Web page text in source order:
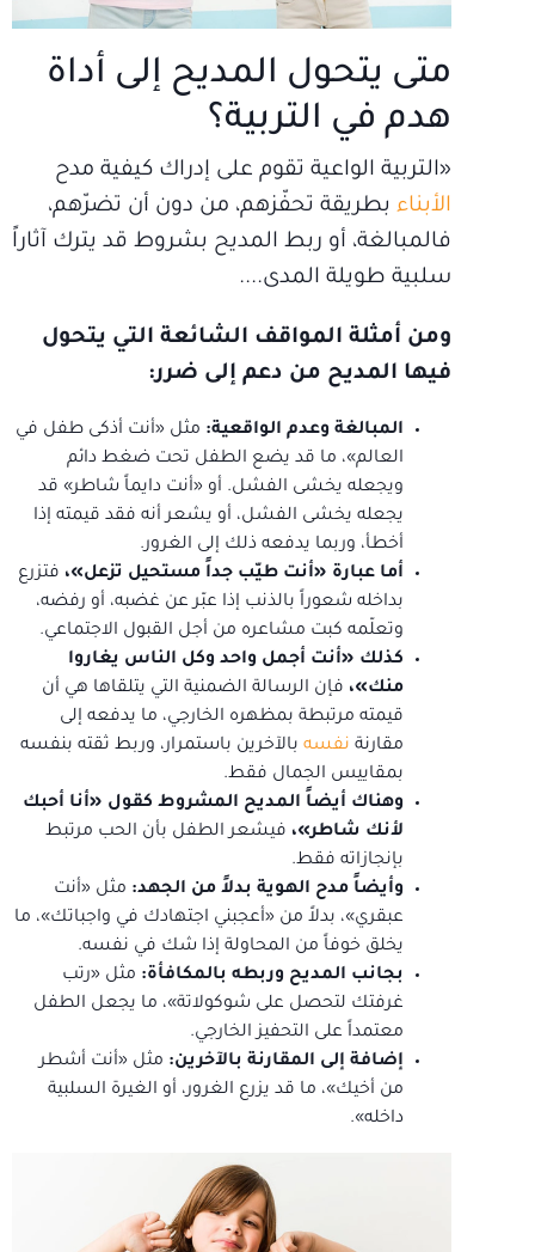
متى يتحول المديح إلى أداة
هدم في التربية؟
«التربية الواعية تقوم على إدراك كيفية مدح
الأبناء بطريقة تحفّزهم، من دون أن تضرّهم،
فالمبالغة، أو ربط المديح بشروط قد يترك آثاراً
سلبية طويلة المدى....
ومن أمثلة المواقف الشائعة التي يتحول
فيها المديح من دعم إلى ضرر:
المبالغة وعدم الواقعية: مثل «أنت أذكى طفل في
العالم»، ما قد يضع الطفل تحت ضغط دائم
ويجعله يخشى الفشل. أو «أنت دايماً شاطر» قد
يجعله يخشى الفشل، أو يشعر أنه فقد قيمته إذا
أخطأ، وربما يدفعه ذلك إلى الغرور.
أما عبارة «أنت طيّب جداً مستحيل تزعل»، فتزرع
بداخله شعوراً بالذنب إذا عبّر عن غضبه، أو رفضه،
وتعلّمه كبت مشاعره من أجل القبول الاجتماعي.
كذلك «أنت أجمل واحد وكل الناس يغاروا
منك»، فإن الرسالة الضمنية التي يتلقاها هي أن
قيمته مرتبطة بمظهره الخارجي، ما يدفعه إلى
مقارنة نفسه بالآخرين باستمرار، وربط ثقته بنفسه
بمقاييس الجمال فقط.
وهناك أيضاً المديح المشروط كقول «أنا أحبك
لأنك شاطر»، فيشعر الطفل بأن الحب مرتبط
بإنجازاته فقط.
وأيضاً مدح الهوية بدلاً من الجهد: مثل «أنت
عبقري»، بدلاً من «أعجبني اجتهادك في واجباتك»، ما
يخلق خوفاً من المحاولة إذا شك في نفسه.
بجانب المديح وربطه بالمكافأة: مثل «رتب
غرفتك لتحصل على شوكولاتة»، ما يجعل الطفل
معتمداً على التحفيز الخارجي.
إضافة إلى المقارنة بالآخرين: مثل «أنت أشطر
من أخيك»، ما قد يزرع الغرور، أو الغيرة السلبية
داخله».